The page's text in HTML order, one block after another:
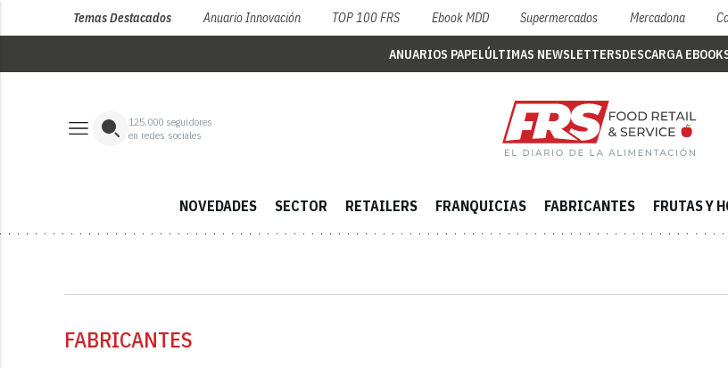
Temas Destacados Anuario Innovación TOP 100 FRS Ebook MDD Supermercados Mercadona
ANUARIOS PAPELÚLTIMAS NEWSLETTERSDESCARGA
125,000 seguidores
en redes sociales
NOVEDADES SECTOR RETAILERS FRANQUICIAS FABRICANTES FRUTAS Y
FABRICANTES